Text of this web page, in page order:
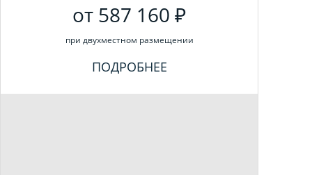
от 587 160 ₽
при двухместном размещении
ПОДРОБНЕЕ